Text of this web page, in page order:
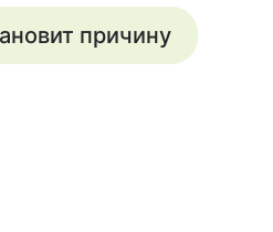
причину